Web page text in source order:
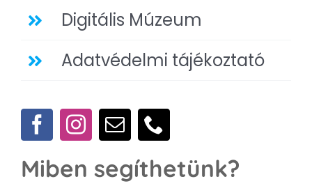
Digitális Múzeum
Adatvédelmi tájékoztató
Miben segíthetünk?